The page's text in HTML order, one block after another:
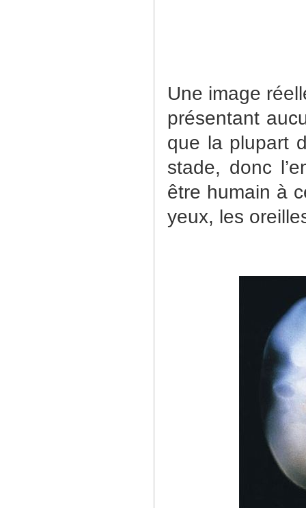
Une image
présentant
que la plupart
stade, donc
être humain à
yeux, les